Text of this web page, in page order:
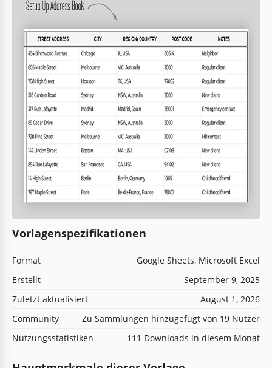
Vorlagenspezifikationen
Format
Google Sheets, Microsoft Excel
Erstellt
September 9, 2025
Zuletzt aktualisiert
August 1, 2026
Community
Zu Sammlungen hinzugefügt von 19 Nutzer
Nutzungsstatistiken
111 Downloads in diesem Monat